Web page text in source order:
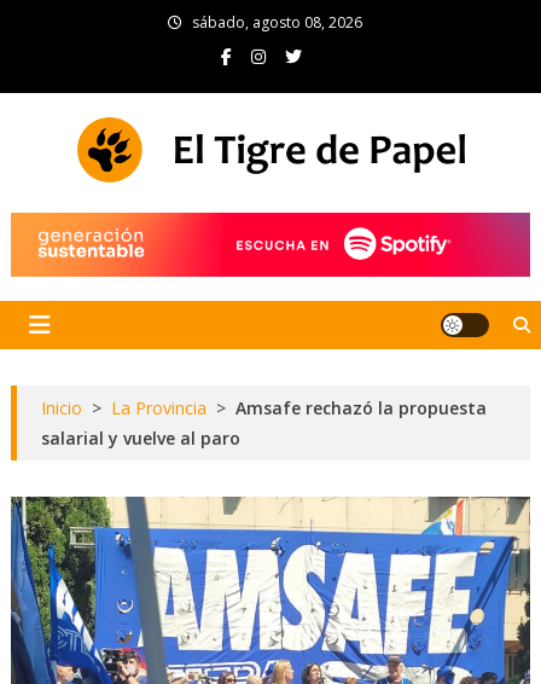
sábado, agosto 08, 2026
Inicio > La Provincia > Amsafe rechazó la propuesta
salarial y vuelve al paro